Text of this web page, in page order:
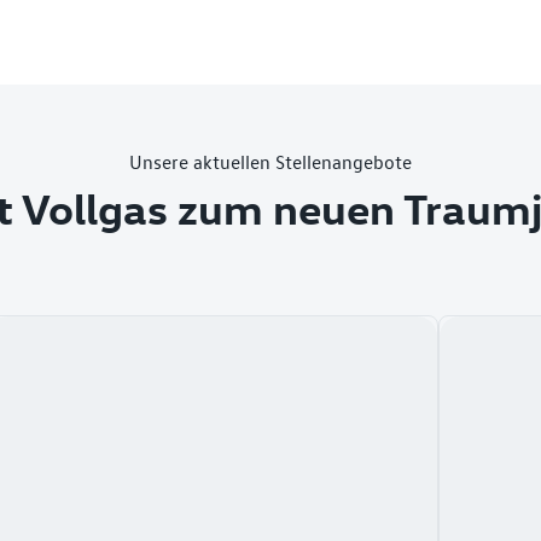
Unsere aktuellen Stellenangebote
Vollgas zum neuen